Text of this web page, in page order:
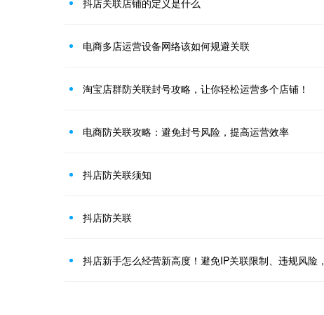
电商多店运营设备网络该如何规避关联
淘宝店群防关联封号攻略，让你轻松运营多个店铺！
电商防关联攻略：避免封号风险，提高运营效率
抖店防关联须知
抖店防关联
抖店新手怎么经营新高度！避免IP关联限制、违规风险，